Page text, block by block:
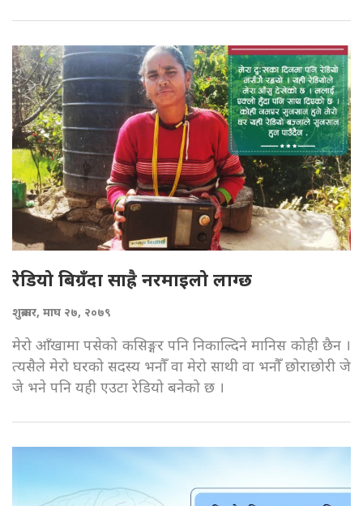
रेडियो बिग्रँदा साह्रै नरमाइलो लाग्छ
शुक्रबार, माघ २७, २०७९
मेरो आँखामा पसेको कसिङ्गर पनि निकाल्दिने मानिस कोही छैन ।
त्यसैले मेरो घरको सदस्य भनौँ वा मेरो साथी वा भनौँ छोराछोरी जे
जे भने पनि यही एउटा रेडियो बनेको छ ।